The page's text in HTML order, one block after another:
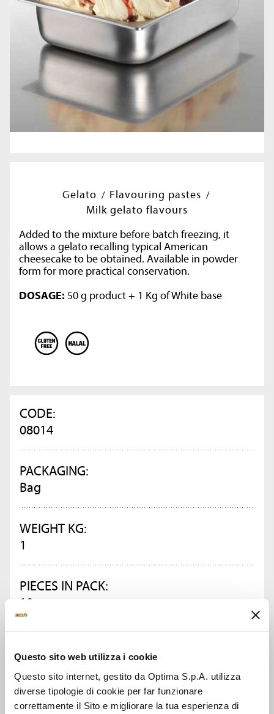
Questo sito web utilizza i cookie
Questo sito internet, gestito da Optima S.p.A. utilizza
diverse tipologie di cookie per far funzionare
correttamente il Sito e migliorare la tua esperienza di
Gelato
Flavouring pastes
Milk gelato flavours
Added to the mixture before batch freezing, it
allows a gelato recalling typical American
cheesecake to be obtained. Available in powder
form for more practical conservation.
DOSAGE: 50 g product + 1 Kg of White base
CODE:
08014
PACKAGING:
Bag
WEIGHT KG:
1
PIECES IN PACK:
10
DATA SHEET